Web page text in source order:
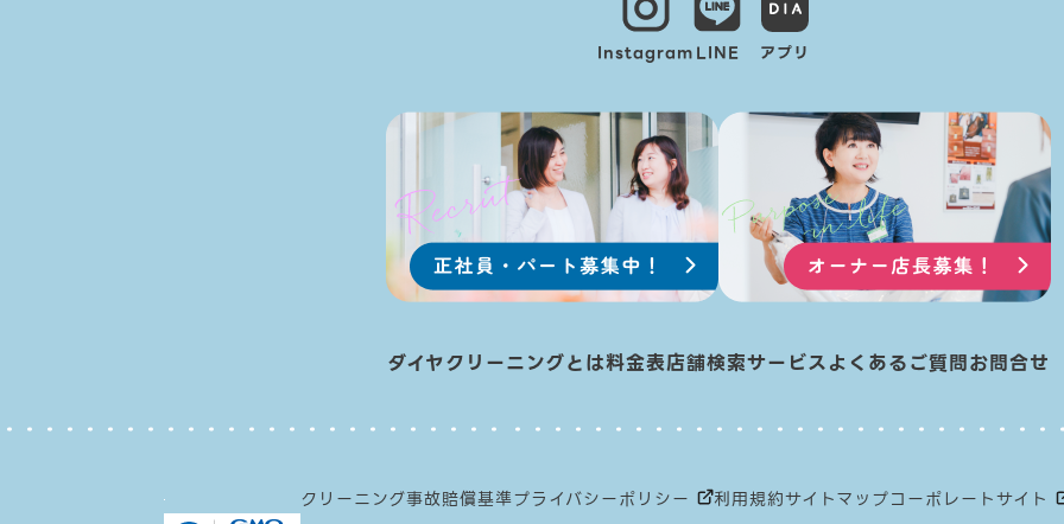
InstagramLINE アプリ
ダイヤクリーニングとは料金表店舗検索サービスよくあるご質問お問合せ
クリーニング事故賠償基準プライバシーポリシー 利用規約サイトマップコーポレートサイト